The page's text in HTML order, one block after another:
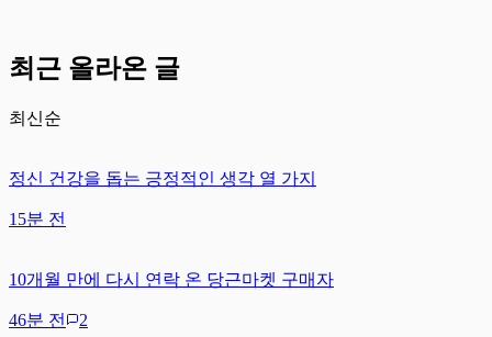
최근 올라온 글
최신순
정신 건강을 돕는 긍정적인 생각 열 가지
15분 전
10개월 만에 다시 연락 온 당근마켓 구매자
46분 전 2